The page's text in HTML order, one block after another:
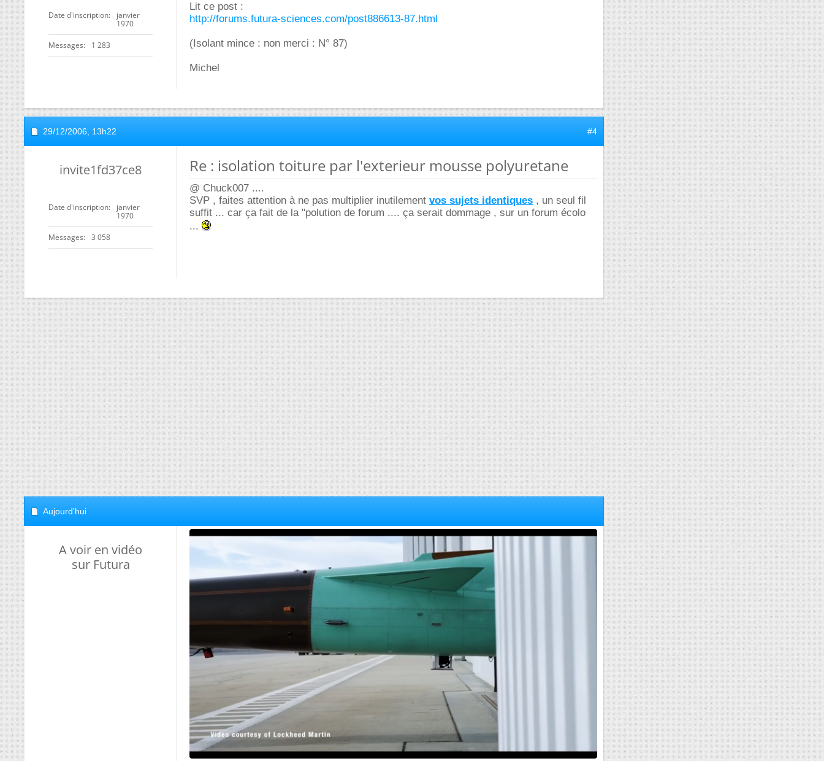
Date d'inscription
janvier
1970
Messages 1 283
Lit ce post :
http://forums.futura-sciences.com/post886613-87.html
(Isolant mince : non merci : N° 87)
Michel
29/12/2006, 13h22 #4
invite1fd37ce8
Date d'inscription
janvier
1970
Messages 3 058
Re : isolation toiture par l'exterieur mousse polyuretane
@ Chuck007 ....
SVP , faites attention à ne pas multiplier inutilement vos sujets identiques , un seul fil
suffit ... car ça fait de la "polution de forum .... ça serait dommage , sur un forum écolo
...
Aujourd'hui
A voir en vidéo
sur Futura